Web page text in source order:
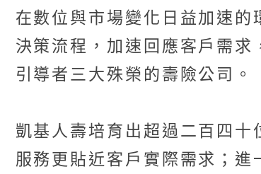
在數位與市場變化日益加速
決策流程，加速回應客戶需
引導者三大殊榮的壽險公司。
凱基人壽培育出超過二百四
服務更貼近客戶實際需求；